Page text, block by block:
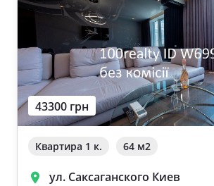
43300 грн
Квартира 1 к. 64 м2
ул. Саксаганского Киев